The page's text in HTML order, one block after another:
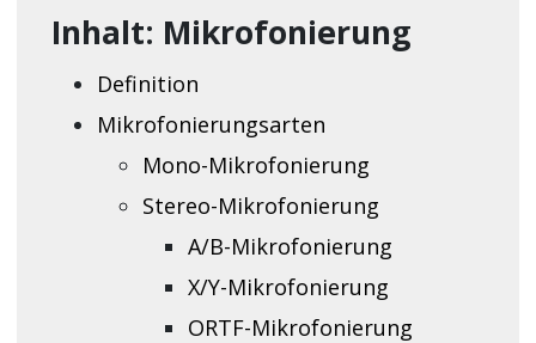
Inhalt: Mikrofonierung
Definition
Mikrofonierungsarten
Mono-Mikrofonierung
Stereo-Mikrofonierung
A/B-Mikrofonierung
X/Y-Mikrofonierung
ORTF-Mikrofonierung